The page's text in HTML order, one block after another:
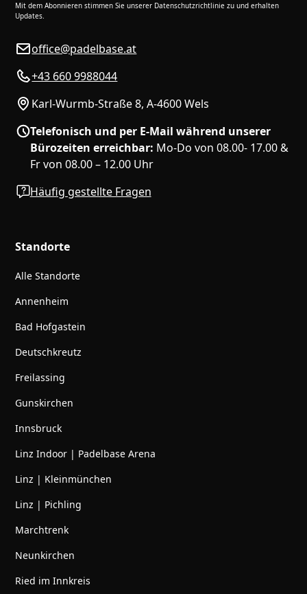
Mit dem Abonnieren stimmen Sie unserer Datenschutzrichtlinie zu und erhalten
Updates.
office@padelbase.at
+43 660 9988044
Karl-Wurmb-Straße 8, A-4600 Wels
Telefonisch und per E-Mail während unserer
Bürozeiten erreichbar: Mo-Do von 08.00- 17.00 &
Fr von 08.00 – 12.00 Uhr
Häufig gestellte Fragen
Standorte
Alle Standorte
Annenheim
Bad Hofgastein
Deutschkreutz
Freilassing
Gunskirchen
Innsbruck
Linz Indoor | Padelbase Arena
Linz | Kleinmünchen
Linz | Pichling
Marchtrenk
Neunkirchen
Ried im Innkreis